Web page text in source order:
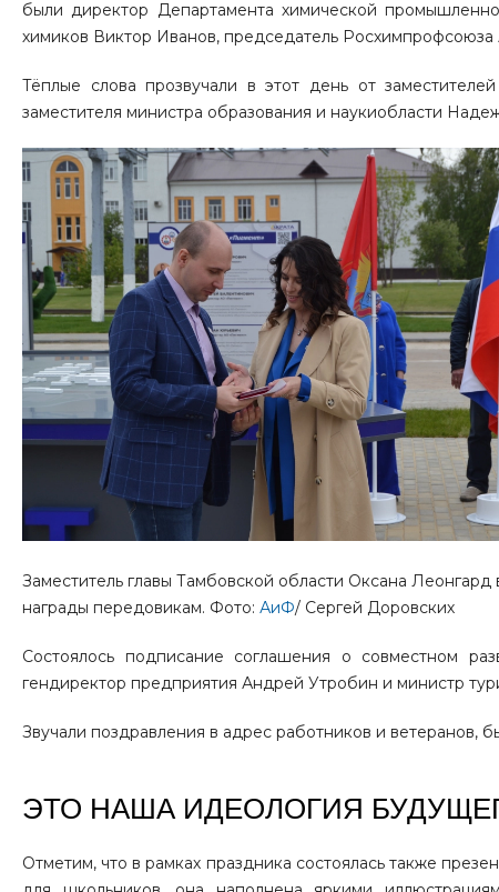
были директор Департамента химической
химиков Виктор Иванов, председатель Росхимпрофсоюза
Тёплые слова прозвучали в этот день от
заместителя министра образования и наукиобласти
Заместитель главы Тамбовской области Оксана Леонгард
награды передовикам. Фото: АиФ/ Сергей Доровских
Состоялось подписание соглашения о совместном
гендиректор предприятия Андрей Утробин и министр
Звучали поздравления в адрес работников и ветеранов,
ЭТО НАША ИДЕОЛОГИЯ
Отметим, что в рамках праздника состоялась также